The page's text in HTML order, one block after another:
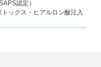
認定）
ックス・ヒアルロン酸注入